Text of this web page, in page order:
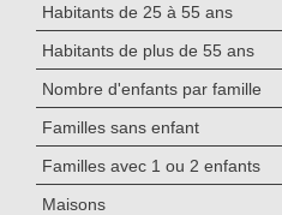
Habitants de 25 à 55 ans
Habitants de plus de 55 ans
Nombre d'enfants par famille
Familles sans enfant
Familles avec 1 ou 2 enfants
Maisons